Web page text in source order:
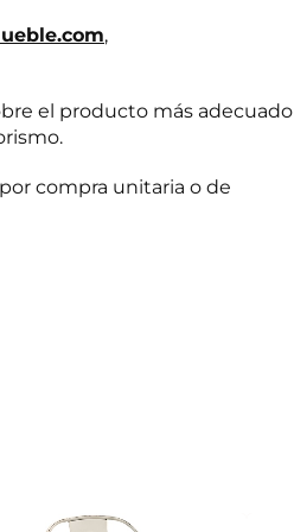
,
el producto más adecuado
compra unitaria o de